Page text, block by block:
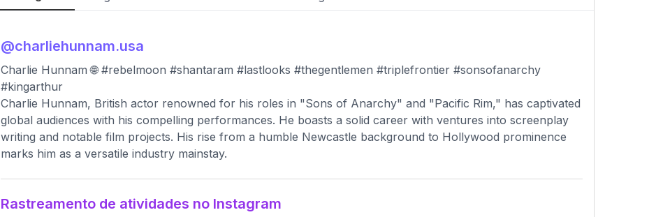
@charliehunnam.usa
Charlie Hunnam 🌐 #rebelmoon #shantaram #lastlooks #thegentlemen #triplefrontier #sonsofanarchy
#kingarthur
Charlie Hunnam, British actor renowned for his roles in "Sons of Anarchy" and "Pacific Rim," has captivated
global audiences with his compelling performances. He boasts a solid career with ventures into screenplay
writing and notable film projects. His rise from a humble Newcastle background to Hollywood prominence
marks him as a versatile industry mainstay.
Rastreamento de atividades no Instagram